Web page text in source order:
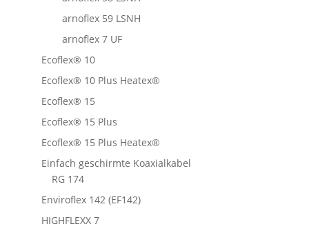
arnoflex 59 LSNH
arnoflex 7 UF
Ecoflex® 10
Ecoflex® 10 Plus Heatex®
Ecoflex® 15
Ecoflex® 15 Plus
Ecoflex® 15 Plus Heatex®
Einfach geschirmte Koaxialkabel
RG 174
Enviroflex 142 (EF142)
HIGHFLEXX 7